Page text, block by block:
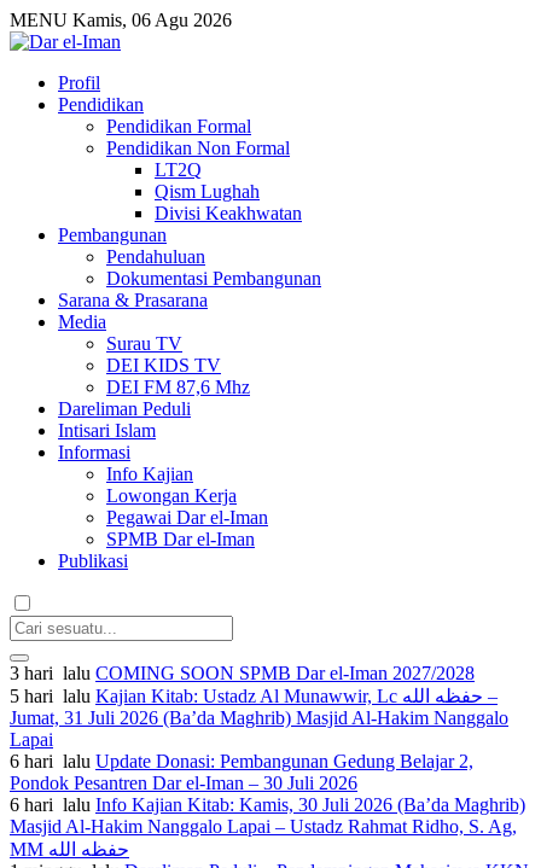
MENU Kamis, 06 Agu 2026
Profil
Pendidikan
Pendidikan Formal
Pendidikan Non Formal
LT2Q
Qism Lughah
Divisi Keakhwatan
Pembangunan
Pendahuluan
Dokumentasi Pembangunan
Sarana & Prasarana
Media
Surau TV
DEI KIDS TV
DEI FM 87,6 Mhz
Dareliman Peduli
Intisari Islam
Informasi
Info Kajian
Lowongan Kerja
Pegawai Dar el-Iman
SPMB Dar el-Iman
Publikasi
3 hari lalu COMING SOON SPMB Dar el-Iman 2027/2028
5 hari lalu Kajian Kitab: Ustadz Al Munawwir, Lc حفظه الله –
Jumat, 31 Juli 2026 (Ba’da Maghrib) Masjid Al-Hakim Nanggalo
Lapai
6 hari lalu Update Donasi: Pembangunan Gedung Belajar 2,
Pondok Pesantren Dar el-Iman – 30 Juli 2026
6 hari lalu Info Kajian Kitab: Kamis, 30 Juli 2026 (Ba’da Maghrib)
Masjid Al-Hakim Nanggalo Lapai – Ustadz Rahmat Ridho, S. Ag,
MM حفظه الله